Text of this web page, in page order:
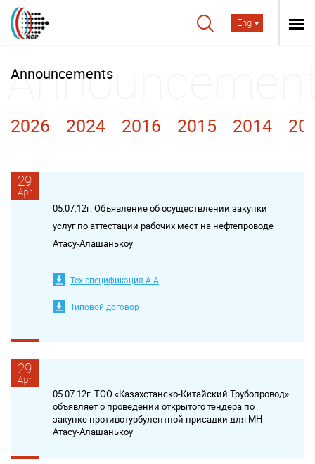
Eng
Announcements
2026 2024 2016 2015 2014
29
Apr
05.07.12г. Объявление об осуществлении закупки
услуг по аттестации рабочих мест на нефтепроводе
Атасу-Алашанькоу
Тех спецификация А-А
Типовой договор
29
Apr
05.07.12г. ТОО «Казахстанско-Китайский Трубопровод»
объявляет о проведении открытого тендера по
закупке противотурбулентной присадки для МН
Атасу-Алашанькоу